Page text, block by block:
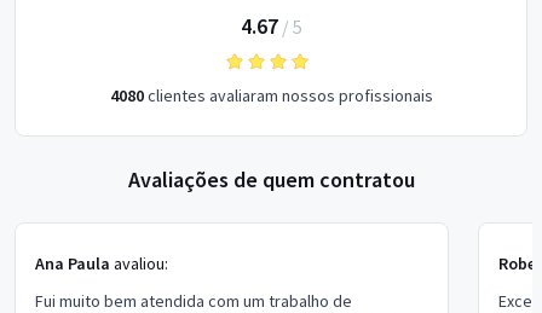
4.67/ 5
4080clientes avaliaram nossos profissionais
Avaliações de quem contratou
Ana Paula avaliou:
Fui muito bem atendida com um trabalho de